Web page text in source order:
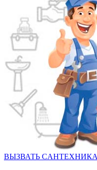
ВЫЗВАТЬ CАНТЕХНИКА